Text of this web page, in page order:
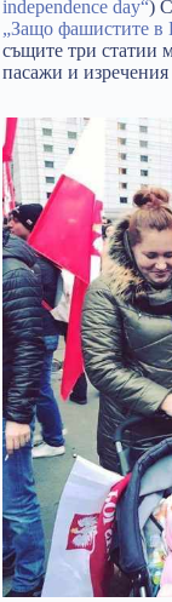
independence day“)
„Защо фашистите в
същите три статии
пасажи и